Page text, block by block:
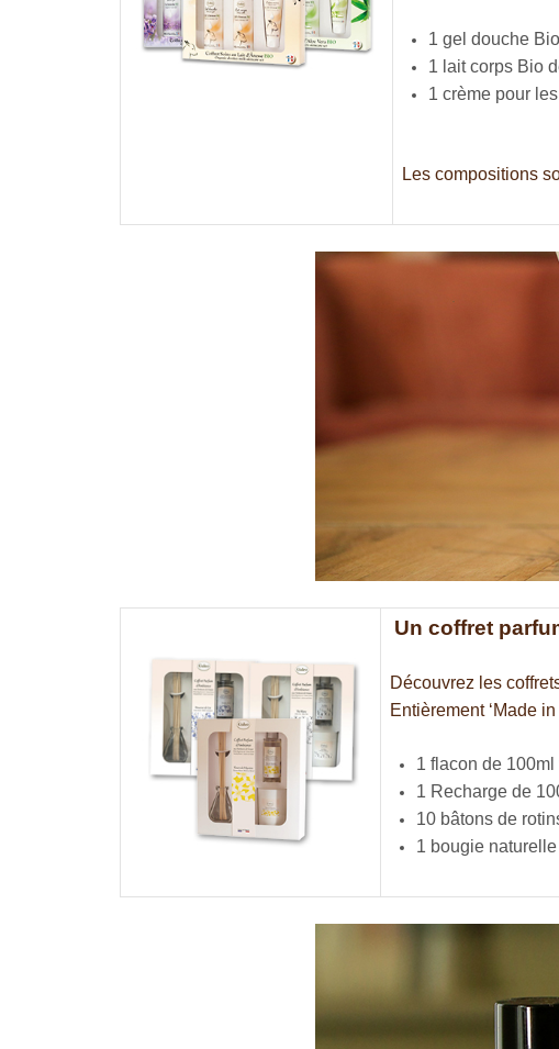
1 gel douche
1 lait corps Bio
1 crème pour
Les compositions
Un coffret
Découvrez les
Entièrement ‘Made
1 flacon de
1 Recharge de
10 bâtons de
1 bougie